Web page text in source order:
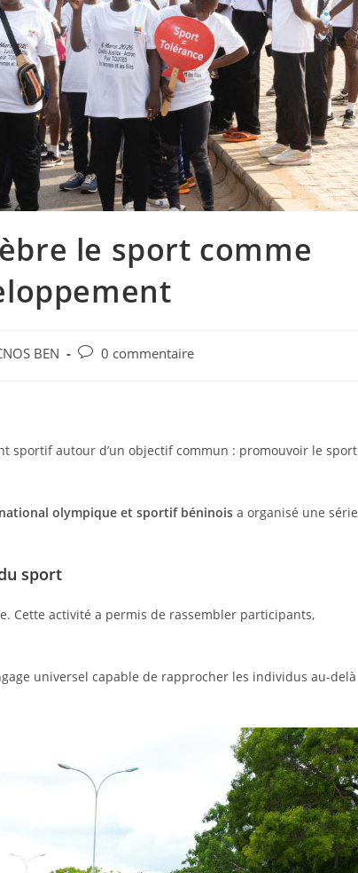
le sport comme
BEN 0 commentaire
sportif autour d’un objectif commun : promouvoir le sport
olympique et sportif béninois a organisé une série
sport
Cette activité a permis de rassembler participants,
universel capable de rapprocher les individus au-delà